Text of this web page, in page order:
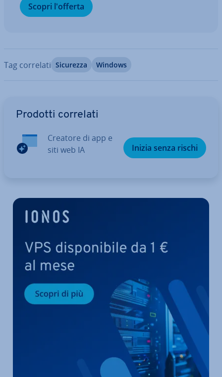
Scopri l'offerta
Tag correlati Sicurezza Windows
Prodotti correlati
Creatore di app e
siti web IA
Inizia senza rischi